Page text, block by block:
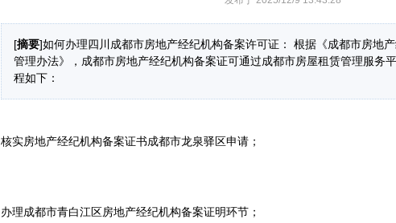
[摘要]如何办理四川成都市房地产经纪机构备案许可证： 根据《成都市房地
管理办法》，成都市房地产经纪机构备案证可通过成都市房屋租赁管理服务
程如下：
核实房地产经纪机构备案证书成都市龙泉驿区申请；
办理成都市青白江区房地产经纪机构备案证明环节；